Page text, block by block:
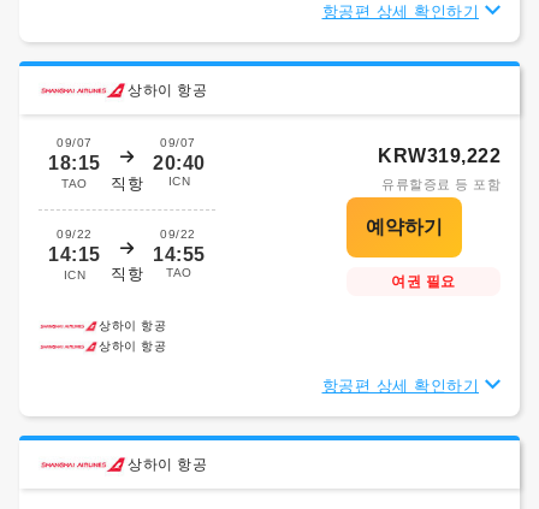
항공편 상세 확인하기
상하이 항공
09/07
18:15
TAO 직항
09/07
20:40
ICN
09/22
14:15
ICN 직항
09/22
14:55
TAO
KRW319,222
유류할증료 등 포함
여권 필요
상하이 항공
상하이 항공
항공편 상세 확인하기
상하이 항공